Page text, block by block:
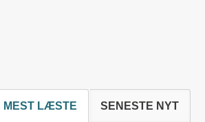
MEST LÆSTE SENESTE NYT